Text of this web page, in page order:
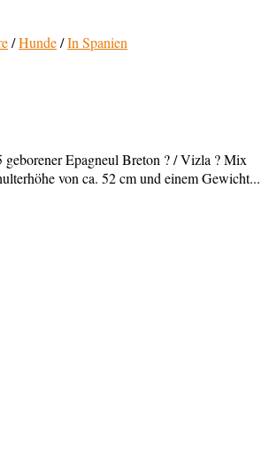
/Hunde/In Spanien
geborener Epagneul Breton ? / Vizla ? Mix
von ca. 52 cm und einem Gewicht...